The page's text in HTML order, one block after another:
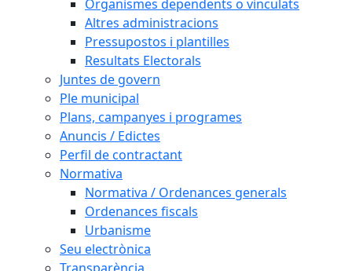
Organismes dependents o vinculats
Altres administracions
Pressupostos i plantilles
Resultats Electorals
Juntes de govern
Ple municipal
Plans, campanyes i programes
Anuncis / Edictes
Perfil de contractant
Normativa
Normativa / Ordenances generals
Ordenances fiscals
Urbanisme
Seu electrònica